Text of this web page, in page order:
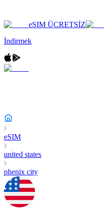
eSIM ÜCRETSİZ
İndirmek
eSIM
united states
phenix city